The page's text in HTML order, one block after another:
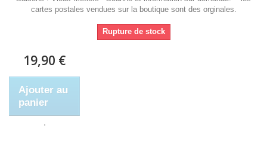
cartes postales vendues sur la boutique sont des orginales.
Rupture de stock
19,90 €
Ajouter au
panier